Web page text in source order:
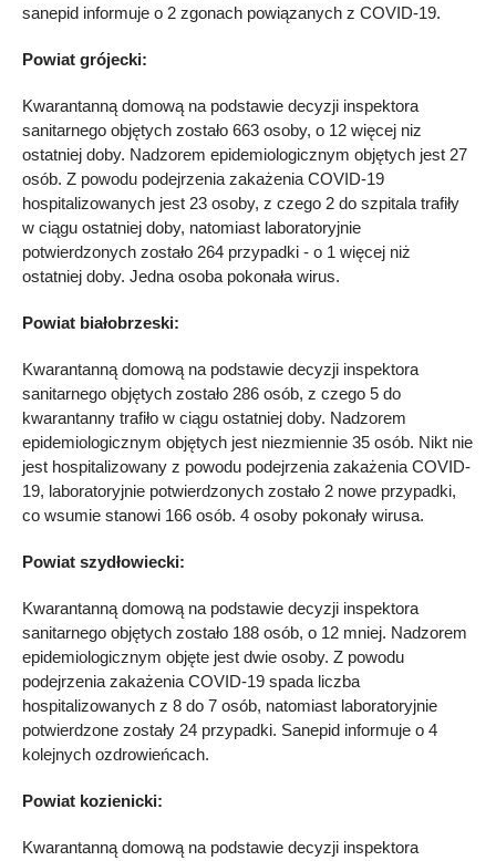
sanepid informuje o 2 zgonach powiązanych z COVID-19.
Powiat grójecki:
Kwarantanną domową na podstawie decyzji inspektora
sanitarnego objętych zostało 663 osoby, o 12 więcej niz
ostatniej doby. Nadzorem epidemiologicznym objętych jest 27
osób. Z powodu podejrzenia zakażenia COVID-19
hospitalizowanych jest 23 osoby, z czego 2 do szpitala trafiły
w ciągu ostatniej doby, natomiast laboratoryjnie
potwierdzonych zostało 264 przypadki - o 1 więcej niż
ostatniej doby. Jedna osoba pokonała wirus.
Powiat białobrzeski:
Kwarantanną domową na podstawie decyzji inspektora
sanitarnego objętych zostało 286 osób, z czego 5 do
kwarantanny trafiło w ciągu ostatniej doby. Nadzorem
epidemiologicznym objętych jest niezmiennie 35 osób. Nikt nie
jest hospitalizowany z powodu podejrzenia zakażenia COVID-
19, laboratoryjnie potwierdzonych zostało 2 nowe przypadki,
co wsumie stanowi 166 osób. 4 osoby pokonały wirusa.
Powiat szydłowiecki:
Kwarantanną domową na podstawie decyzji inspektora
sanitarnego objętych zostało 188 osób, o 12 mniej. Nadzorem
epidemiologicznym objęte jest dwie osoby. Z powodu
podejrzenia zakażenia COVID-19 spada liczba
hospitalizowanych z 8 do 7 osób, natomiast laboratoryjnie
potwierdzone zostały 24 przypadki. Sanepid informuje o 4
kolejnych ozdrowieńcach.
Powiat kozienicki:
Kwarantanną domową na podstawie decyzji inspektora